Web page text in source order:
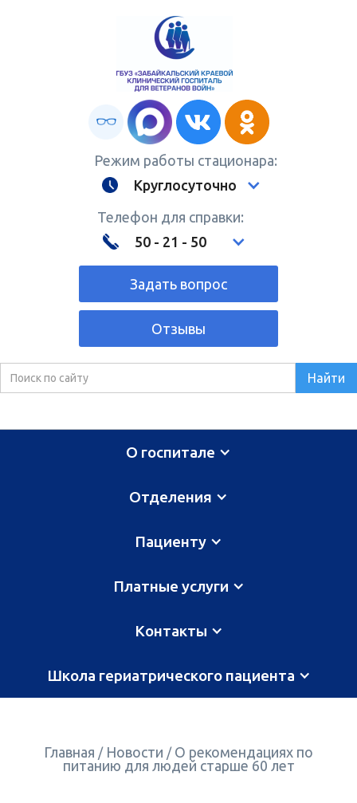
Режим работы стационара:
Круглосуточно
Телефон для справки:
50 - 21 - 50
Задать вопрос
Отзывы
О госпитале
Отделения
Пациенту
Платные услуги
Контакты
Школа гериатрического пациента
Главная / Новости / О рекомендациях по
питанию для людей старше 60 лет